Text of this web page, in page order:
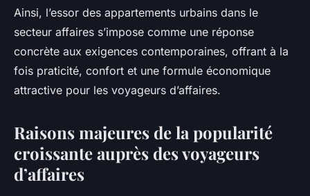
Ainsi, l’essor des appartements urbains dans le
secteur affaires s’impose comme une réponse
concrète aux exigences contemporaines, offrant à la
fois praticité, confort et une formule économique
attractive pour les voyageurs d’affaires.
Raisons majeures de la popularité
croissante auprès des voyageurs
d’affaires